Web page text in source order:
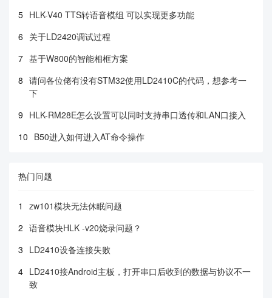
5 HLK-V40 TTS转语音模组 可以实现更多功能
6 关于LD2420调试过程
7 基于W800的智能相框方案
8 请问各位佬有没有STM32使用LD2410C的代码，想参考一
下
9 HLK-RM28E怎么设置可以同时支持串口透传和LAN口接入
10 B50进入如何进入AT命令操作
热门问题
1
zw101模块无法休眠问题
2 语音模块HLK -v20烧录问题？
3 LD2410设备连接失败
4 LD2410接Android主板，打开串口后收到的数据与协议不一
致